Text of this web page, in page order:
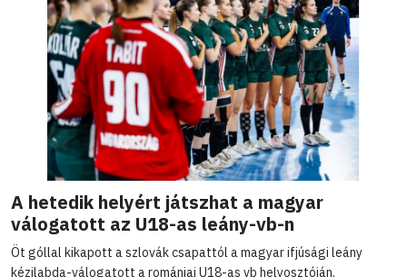
A hetedik helyért játszhat a magyar
válogatott az U18-as leány-vb-n
Öt góllal kikapott a szlovák csapattól a magyar ifjúsági leány
kézilabda-válogatott a romániai U18-as vb helyosztóján.